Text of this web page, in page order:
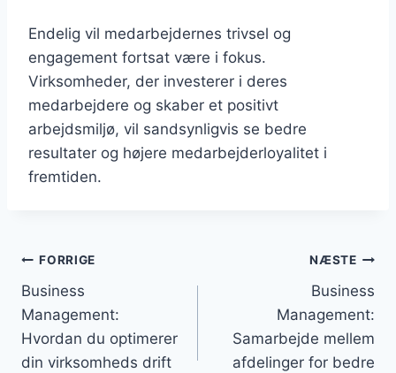
Endelig vil medarbejdernes trivsel og
engagement fortsat være i fokus.
Virksomheder, der investerer i deres
medarbejdere og skaber et positivt
arbejdsmiljø, vil sandsynligvis se bedre
resultater og højere medarbejderloyalitet i
fremtiden.
Indlægsnavigation
FORRIGE
Business
Management:
Hvordan du optimerer
din virksomheds drift
NÆSTE
Business
Management:
Samarbejde mellem
afdelinger for bedre